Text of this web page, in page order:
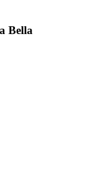
Bella